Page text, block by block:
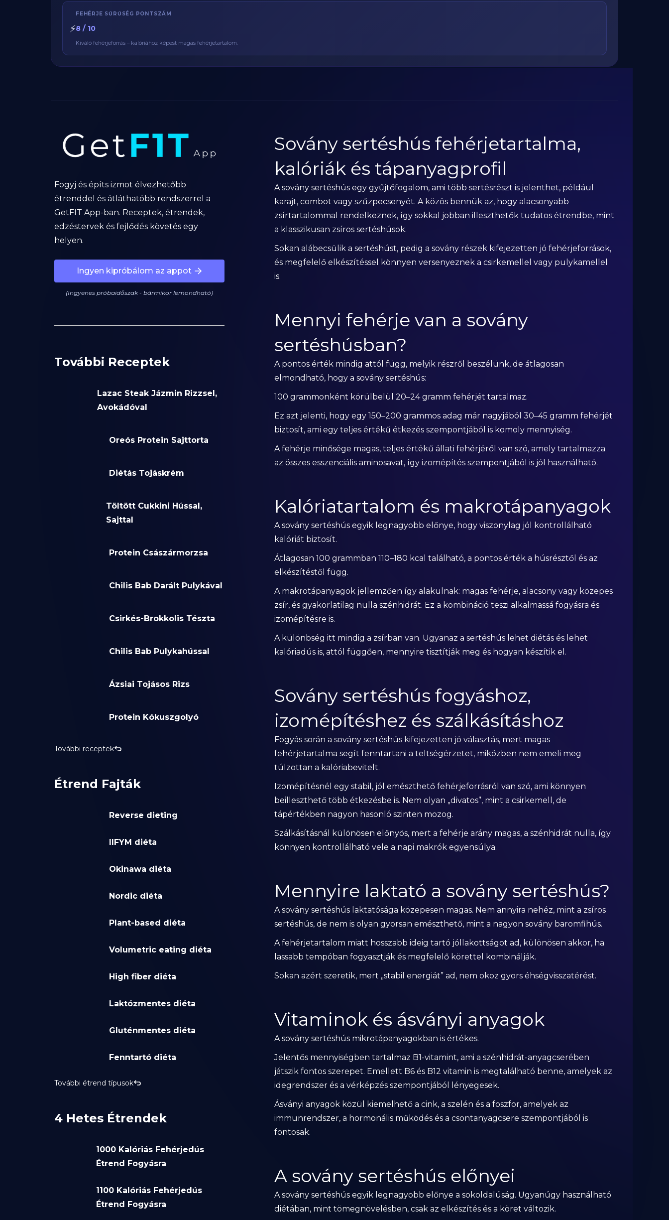
⚡
FEHÉRJE SŰRŰSÉG PONTSZÁM
8 / 10
Kiváló fehérjeforrás – kalóriához képest magas fehérjetartalom.
Fogyj és építs izmot élvezhetőbb
étrenddel és átláthatóbb rendszerrel a
GetFIT App-ban. Receptek, étrendek,
edzéstervek és fejlődés követés egy
helyen.
Ingyen kipróbálom az appot
(Ingyenes próbaidőszak - bármikor lemondható)
További Receptek
Lazac Steak Jázmin Rizzsel,
Avokádóval
Oreós Protein Sajttorta
Diétás Tojáskrém
Töltött Cukkini Hússal,
Sajttal
Protein Császármorzsa
Chilis Bab Darált Pulykával
Csirkés-Brokkolis Tészta
Chilis Bab Pulykahússal
Ázsiai Tojásos Rizs
Protein Kókuszgolyó
További receptek
Étrend Fajták
Reverse dieting
IIFYM diéta
Okinawa diéta
Nordic diéta
Plant-based diéta
Volumetric eating diéta
High fiber diéta
Laktózmentes diéta
Gluténmentes diéta
Fenntartó diéta
További étrend típusok
4 Hetes Étrendek
1000 Kalóriás Fehérjedús
Étrend Fogyásra
1100 Kalóriás Fehérjedús
Étrend Fogyásra
Sovány sertéshús fehérjetartalma,
kalóriák és tápanyagprofil
A sovány sertéshús egy gyűjtőfogalom, ami több sertésrészt is jelenthet, például
karajt, combot vagy szűzpecsenyét. A közös bennük az, hogy alacsonyabb
zsírtartalommal rendelkeznek, így sokkal jobban illeszthetők tudatos étrendbe, mint
a klasszikusan zsíros sertéshúsok.
Sokan alábecsülik a sertéshúst, pedig a sovány részek kifejezetten jó fehérjeforrások,
és megfelelő elkészítéssel könnyen versenyeznek a csirkemellel vagy pulykamellel
is.
Mennyi fehérje van a sovány
sertéshúsban?
A pontos érték mindig attól függ, melyik részről beszélünk, de átlagosan
elmondható, hogy a sovány sertéshús:
100 grammonként körülbelül 20–24 gramm fehérjét tartalmaz.
Ez azt jelenti, hogy egy 150–200 grammos adag már nagyjából 30–45 gramm fehérjét
biztosít, ami egy teljes értékű étkezés szempontjából is komoly mennyiség.
A fehérje minősége magas, teljes értékű állati fehérjéről van szó, amely tartalmazza
az összes esszenciális aminosavat, így izomépítés szempontjából is jól használható.
Kalóriatartalom és makrotápanyagok
A sovány sertéshús egyik legnagyobb előnye, hogy viszonylag jól kontrollálható
kalóriát biztosít.
Átlagosan 100 grammban 110–180 kcal található, a pontos érték a húsrésztől és az
elkészítéstől függ.
A makrotápanyagok jellemzően így alakulnak: magas fehérje, alacsony vagy közepes
zsír, és gyakorlatilag nulla szénhidrát. Ez a kombináció teszi alkalmassá fogyásra és
izomépítésre is.
A különbség itt mindig a zsírban van. Ugyanaz a sertéshús lehet diétás és lehet
kalóriadús is, attól függően, mennyire tisztítják meg és hogyan készítik el.
Sovány sertéshús fogyáshoz,
izomépítéshez és szálkásításhoz
Fogyás során a sovány sertéshús kifejezetten jó választás, mert magas
fehérjetartalma segít fenntartani a teltségérzetet, miközben nem emeli meg
túlzottan a kalóriabevitelt.
Izomépítésnél egy stabil, jól emészthető fehérjeforrásról van szó, ami könnyen
beilleszthető több étkezésbe is. Nem olyan „divatos”, mint a csirkemell, de
tápértékben nagyon hasonló szinten mozog.
Szálkásításnál különösen előnyös, mert a fehérje arány magas, a szénhidrát nulla, így
könnyen kontrollálható vele a napi makrók egyensúlya.
Mennyire laktató a sovány sertéshús?
A sovány sertéshús laktatósága közepesen magas. Nem annyira nehéz, mint a zsíros
sertéshús, de nem is olyan gyorsan emészthető, mint a nagyon sovány baromfihús.
A fehérjetartalom miatt hosszabb ideig tartó jóllakottságot ad, különösen akkor, ha
lassabb tempóban fogyasztják és megfelelő körettel kombinálják.
Sokan azért szeretik, mert „stabil energiát” ad, nem okoz gyors éhségvisszatérést.
Vitaminok és ásványi anyagok
A sovány sertéshús mikrotápanyagokban is értékes.
Jelentős mennyiségben tartalmaz B1-vitamint, ami a szénhidrát-anyagcserében
játszik fontos szerepet. Emellett B6 és B12 vitamin is megtalálható benne, amelyek az
idegrendszer és a vérképzés szempontjából lényegesek.
Ásványi anyagok közül kiemelhető a cink, a szelén és a foszfor, amelyek az
immunrendszer, a hormonális működés és a csontanyagcsere szempontjából is
fontosak.
A sovány sertéshús előnyei
A sovány sertéshús egyik legnagyobb előnye a sokoldalúság. Ugyanúgy használható
diétában, mint tömegnövelésben, csak az elkészítés és a köret változik.